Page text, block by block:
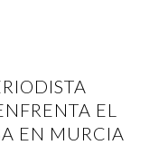
EL
EN MURCIA